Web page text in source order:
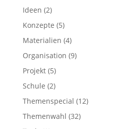
Ideen (2)
Konzepte (5)
Materialien (4)
Organisation (9)
Projekt(5)
Schule (2)
Themenspecial (12)
Themenwahl (32)